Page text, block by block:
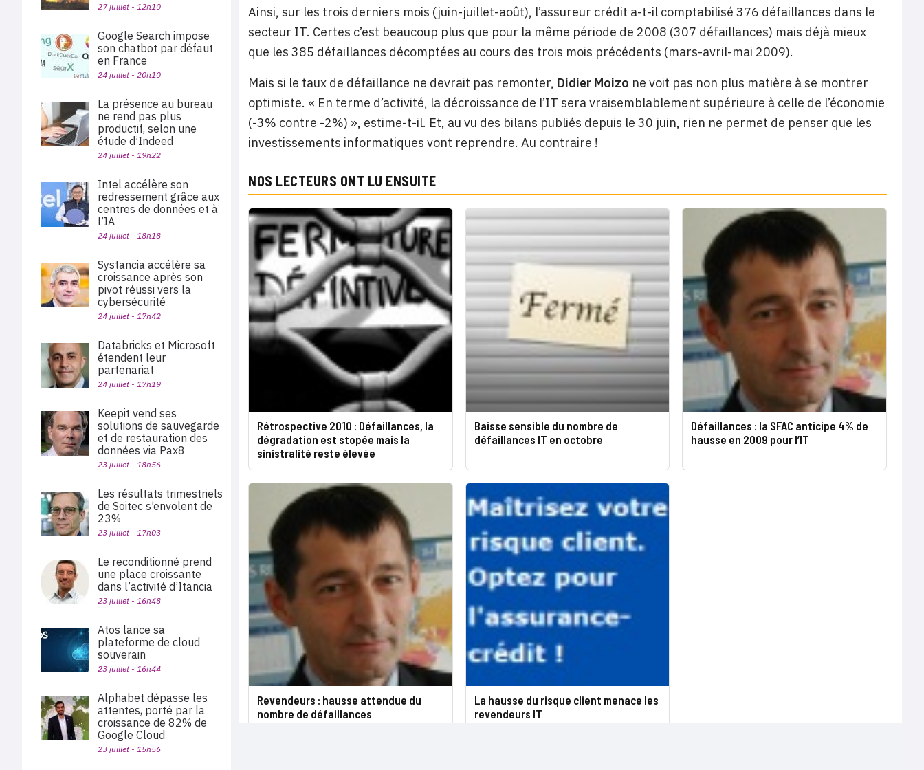
Ainsi, sur les trois derniers mois (juin-juillet-août), l’assureur crédit a-t-il comptabilisé 376 défaillances dans le
secteur IT. Certes c’est beaucoup plus que pour la même période de 2008 (307 défaillances) mais déjà mieux
que les 385 défaillances décomptées au cours des trois mois précédents (mars-avril-mai 2009).
Mais si le taux de défaillance ne devrait pas remonter, Didier Moizo ne voit pas non plus matière à se montrer
optimiste. « En terme d’activité, la décroissance de l’IT sera vraisemblablement supérieure à celle de l’économie
(-3% contre -2%) », estime-t-il. Et, au vu des bilans publiés depuis le 30 juin, rien ne permet de penser que les
investissements informatiques vont reprendre. Au contraire !
NOS LECTEURS ONT LU ENSUITE
Rétrospective 2010 : Défaillances, la
dégradation est stopée mais la
sinistralité reste élevée
Baisse sensible du nombre de
défaillances IT en octobre
Défaillances : la SFAC anticipe 4% de
hausse en 2009 pour l’IT
Revendeurs : hausse attendue du
nombre de défaillances
La hausse du risque client menace les
revendeurs IT
27 juillet - 12h10
Google Search impose
son chatbot par défaut
en France
24 juillet - 20h10
La présence au bureau
ne rend pas plus
productif, selon une
étude d’Indeed
24 juillet - 19h22
Intel accélère son
redressement grâce aux
centres de données et à
l’IA
24 juillet - 18h18
Systancia accélère sa
croissance après son
pivot réussi vers la
cybersécurité
24 juillet - 17h42
Databricks et Microsoft
étendent leur
partenariat
24 juillet - 17h19
Keepit vend ses
solutions de sauvegarde
et de restauration des
données via Pax8
23 juillet - 18h56
Les résultats trimestriels
de Soitec s’envolent de
23%
23 juillet - 17h03
Le reconditionné prend
une place croissante
dans l’activité d’Itancia
23 juillet - 16h48
Atos lance sa
plateforme de cloud
souverain
23 juillet - 16h44
Alphabet dépasse les
attentes, porté par la
croissance de 82% de
Google Cloud
23 juillet - 15h56